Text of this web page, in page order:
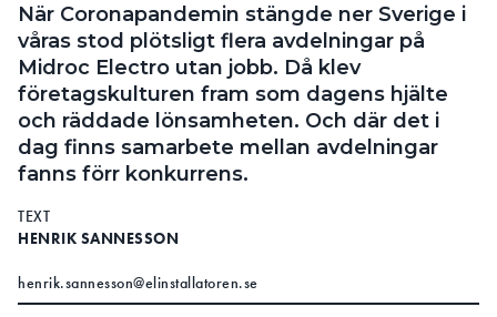
När Coronapandemin stängde ner Sverige i
våras stod plötsligt flera avdelningar på
Midroc Electro utan jobb. Då klev
företagskulturen fram som dagens hjälte
och räddade lönsamheten. Och där det i
dag finns samarbete mellan avdelningar
fanns förr konkurrens.
TEXT
HENRIK SANNESSON
henrik.sannesson@elinstallatoren.se